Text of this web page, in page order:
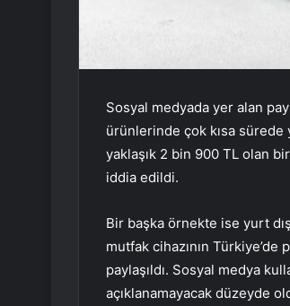
Sosyal medyada yer alan
ürünlerinde çok kısa sürede
yaklaşık 2 bin 900 TL olan
iddia edildi.
Bir başka örnekte ise yurt
mutfak cihazının
paylaşıldı. Sosyal medya
açıklanamayacak düzeyde